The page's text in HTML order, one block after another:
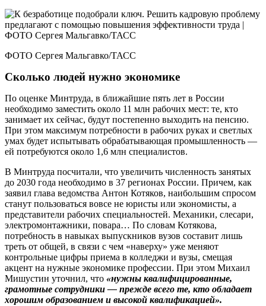
ФОТО Сергея Мальгавко/ТАСС
Сколько людей нужно экономике
По оценке Минтруда, в ближайшие пять лет в России
необходимо заместить около 11 млн рабочих мест: те, кто
занимает их сейчас, будут постепенно выходить на пенсию.
При этом максимум потребности в рабочих руках и светлых
умах будет испытывать обрабатывающая промышленность —
ей потребуются около 1,6 млн специалистов.
В Минтруда посчитали, что увеличить численность занятых
до 2030 года необходимо в 37 регионах России. Причем, как
заявил глава ведомства Антон Котяков, наибольшим спросом
станут пользоваться вовсе не юристы или экономисты, а
представители рабочих специальностей. Механики, слесари,
электромонтажники, повара… По словам Котякова,
потребность в навыках выпускников вузов составит лишь
треть от общей, в связи с чем «наверху» уже меняют
контрольные цифры приема в колледжи и вузы, смещая
акцент на нужные экономике профессии. При этом Михаил
Мишустин уточнил, что «нужны квалифицированные,
грамотные сотрудники — прежде всего те, кто обладает
хорошим образованием и высокой квалификацией».